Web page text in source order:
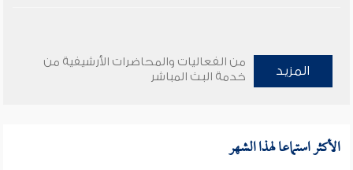
المزيد
من الفعاليات والمحاضرات الأرشيفية من
خدمة البث المباشر
الأكثر استماعا لهذا الشهر